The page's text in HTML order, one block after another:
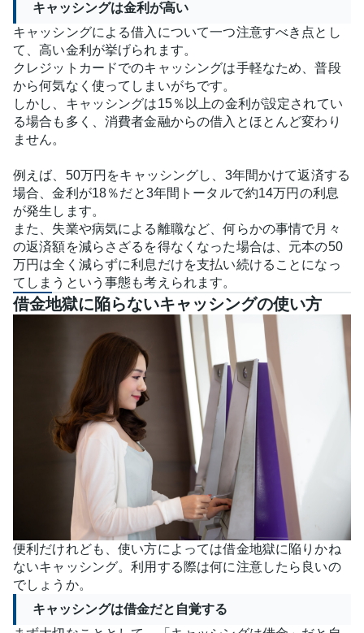
キャッシングは金利が高い
キャッシングによる借入について一つ注意すべき点とし
て、高い金利が挙げられます。
クレジットカードでのキャッシングは手軽なため、普段
から何気なく使ってしまいがちです。
しかし、キャッシングは15％以上の金利が設定されてい
る場合も多く、消費者金融からの借入とほとんど変わり
ません。
例えば、50万円をキャッシングし、3年間かけて返済する
場合、金利が18％だと3年間トータルで約14万円の利息
が発生します。
また、失業や病気による離職など、何らかの事情で月々
の返済額を減らさざるを得なくなった場合は、元本の50
万円は全く減らずに利息だけを支払い続けることになっ
てしまうという事態も考えられます。
借金地獄に陥らないキャッシングの使い方
便利だけれども、使い方によっては借金地獄に陥りかね
ないキャッシング。利用する際は何に注意したら良いの
でしょうか。
キャッシングは借金だと自覚する